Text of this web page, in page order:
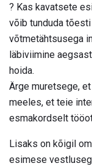
? Kas kavatsete
võib tunduda
võtmetähtsusega
läbiviimine
hoida.
Ärge muretsege,
meeles, et teie
esmakordselt
Lisaks on kõigil
esimese